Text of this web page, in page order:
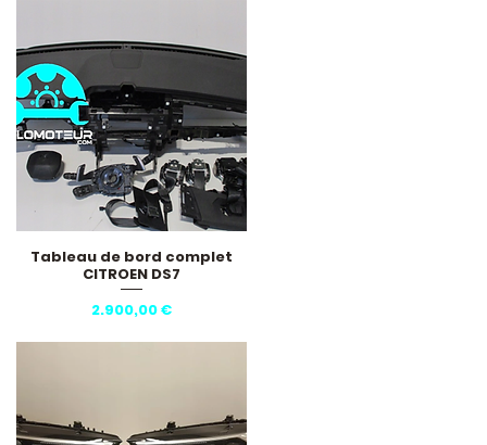
Hurtigvisning
Tableau de bord complet
CITROEN DS7
Pris
2.900,00 €